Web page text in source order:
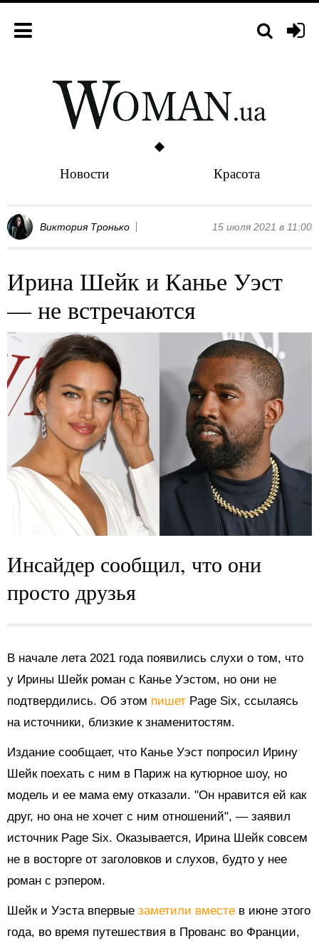
Новости Красота
Виктория Тронько 15 июля 2021 в 11:00
Ирина Шейк и Канье Уэст
— не встречаются
Инсайдер сообщил, что они
просто друзья
В начале лета 2021 года появились слухи о том, что
у Ирины Шейк роман с Канье Уэстом, но они не
подтвердились. Об этом пишет Page Six, ссылаясь
на источники, близкие к знаменитостям.
Издание сообщает, что Канье Уэст попросил Ирину
Шейк поехать с ним в Париж на кутюрное шоу, но
модель и ее мама ему отказали. "Он нравится ей как
друг, но она не хочет с ним отношений", — заявил
источник Page Six. Оказывается, Ирина Шейк совсем
не в восторге от заголовков и слухов, будто у нее
роман с рэпером.
Шейк и Уэста впервые заметили вместе в июне этого
года, во время путешествия в Прованс во Франции,